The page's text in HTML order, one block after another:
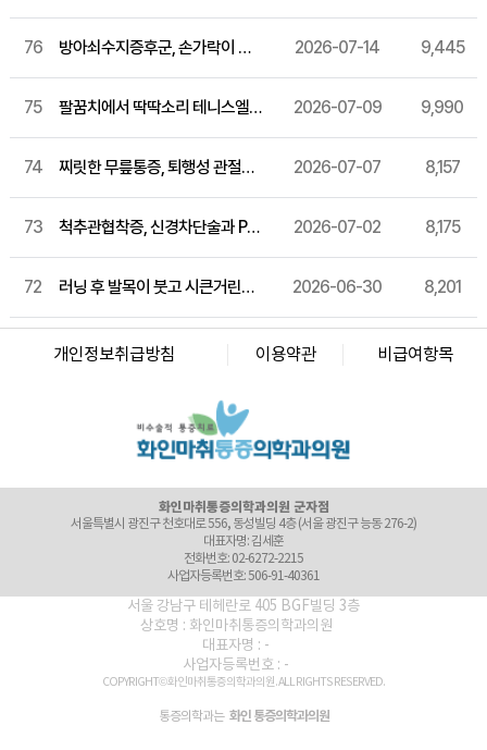
76 방아쇠수지증후군, 손가락이 자꾸 걸리고 딸깍거린다면 알아둘 통증의학과 비수술 관리 흐름 2026-07-14 9,445
75 팔꿈치에서 딱딱소리 테니스엘보, 팔꿈치 통증 원인부터 비수술 관리법 알려드려요 2026-07-09 9,990
74 찌릿한 무릎통증, 퇴행성 관절염 비수술로 관리하는 법 2026-07-07 8,157
73 척추관협착증, 신경차단술과 PDRN 주사 병행을 고려하는 이유 2026-07-02 8,175
72 러닝 후 발목이 붓고 시큰거린다면, 원인이 뭘까 2026-06-30 8,201
개인정보취급방침 이용약관 비급여항목
화인마취통증의학과의원 창원점
전화번호: 055-603-8288
사업자등록번호: 864-97-01397
화인마취통증의학과의원 강남점
대표자명: 이정욱
서울 종로구 새문안로 82 에스타워 지하 1층 (서울 종로구 신문로1가 116)
대표자명: 권정은
화인마취통증의학과의원 군자점
서울특별시 광진구 천호대로 556, 동성빌딩 4층 (서울 광진구 능동 276-2)
대표자명: 김세훈
전화번호: 02-6272-2215
사업자등록번호: 506-91-40361
화인마취통증의학과의원 마포점
서울 마포구 마포대로 52 고려아카데미텔2 3층 (서울 마포구 도화동 36)
대표자명: 김달용
전화번호: 02-6246-8275
사업자등록번호: 464-95-00059
서울 강북구 도봉로 40 대경빌딩 7층 (서울 강북구 미아동 35-20)
대표자명: 정승민
서울 강남구 테헤란로 405 BGF빌딩 3층
상호명 : 화인마취통증의학과의원
대표자명 : -
사업자등록번호 : -
COPYRIGHT© 화인마취통증의학과의원. ALL RIGHTS RESERVED.
통증의학과는 화인 통증의학과의원